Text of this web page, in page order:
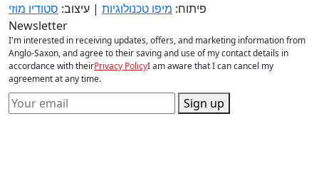
פיתוח: מיפו טכנולוגיות | עיצוב: סטודיו מוזי
Newsletter
I'm interested in receiving updates, offers, and marketing information from
Anglo-Saxon, and agree to their saving and use of my contact details in
accordance with theirPrivacy PolicyI am aware that I can cancel my
agreement at any time.
Sign up